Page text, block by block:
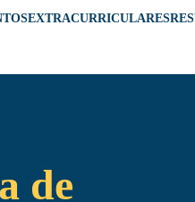
EXTRACURRICULARES
de